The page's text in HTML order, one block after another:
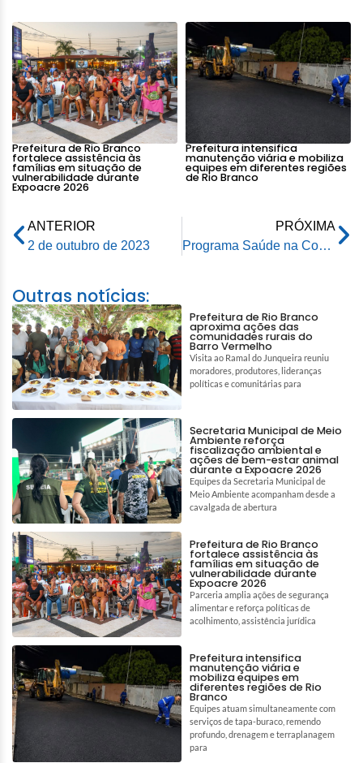
Prefeitura de Rio Branco
fortalece assistência às
famílias em situação de
vulnerabilidade durante
Expoacre 2026
Prefeitura intensifica
manutenção viária e mobiliza
equipes em diferentes regiões
de Rio Branco
ANTERIOR
2 de outubro de 2023
PRÓXIMA
Programa Saúde na Comunidade realiza mais de 800 atendimentos na Baixada da Sobral
Outras notícias:
Prefeitura de Rio Branco
aproxima ações das
comunidades rurais do
Barro Vermelho
Visita ao Ramal do Junqueira reuniu
moradores, produtores, lideranças
políticas e comunitárias para
Secretaria Municipal de Meio
Ambiente reforça
fiscalização ambiental e
ações de bem-estar animal
durante a Expoacre 2026
Equipes da Secretaria Municipal de
Meio Ambiente acompanham desde a
cavalgada de abertura
Prefeitura de Rio Branco
fortalece assistência às
famílias em situação de
vulnerabilidade durante
Expoacre 2026
Parceria amplia ações de segurança
alimentar e reforça políticas de
acolhimento, assistência jurídica
Prefeitura intensifica
manutenção viária e
mobiliza equipes em
diferentes regiões de Rio
Branco
Equipes atuam simultaneamente com
serviços de tapa-buraco, remendo
profundo, drenagem e terraplanagem
para